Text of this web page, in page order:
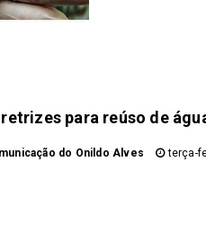
para reúso de
do Onildo Alves terça-